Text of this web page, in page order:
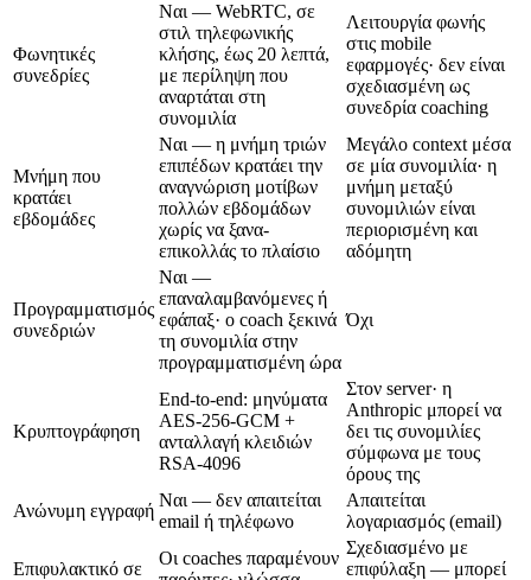
Φωνητικές
συνεδρίες
Ναι — WebRTC, σε
στιλ τηλεφωνικής
κλήσης, έως 20 λεπτά,
με περίληψη που
αναρτάται στη
συνομιλία
Λειτουργία φωνής
στις mobile
εφαρμογές· δεν είναι
σχεδιασμένη ως
συνεδρία coaching
Μνήμη που
κρατάει
εβδομάδες
Ναι — η μνήμη τριών
επιπέδων κρατάει την
αναγνώριση μοτίβων
πολλών εβδομάδων
χωρίς να ξανα-
επικολλάς το πλαίσιο
Μεγάλο context μέσα
σε μία συνομιλία· η
μνήμη μεταξύ
συνομιλιών είναι
περιορισμένη και
αδόμητη
Προγραμματισμός
συνεδριών
Ναι —
επαναλαμβανόμενες ή
εφάπαξ· ο coach ξεκινά
τη συνομιλία στην
προγραμματισμένη ώρα
Όχι
Κρυπτογράφηση
End-to-end: μηνύματα
AES-256-GCM +
ανταλλαγή κλειδιών
RSA-4096
Στον server· η
Anthropic μπορεί να
δει τις συνομιλίες
σύμφωνα με τους
όρους της
Ανώνυμη εγγραφή
Ναι — δεν απαιτείται
email ή τηλέφωνο
Απαιτείται
λογαριασμός (email)
Επιφυλακτικό σε
Οι coaches παραμένουν
Σχεδιασμένο με
επιφύλαξη — μπορεί